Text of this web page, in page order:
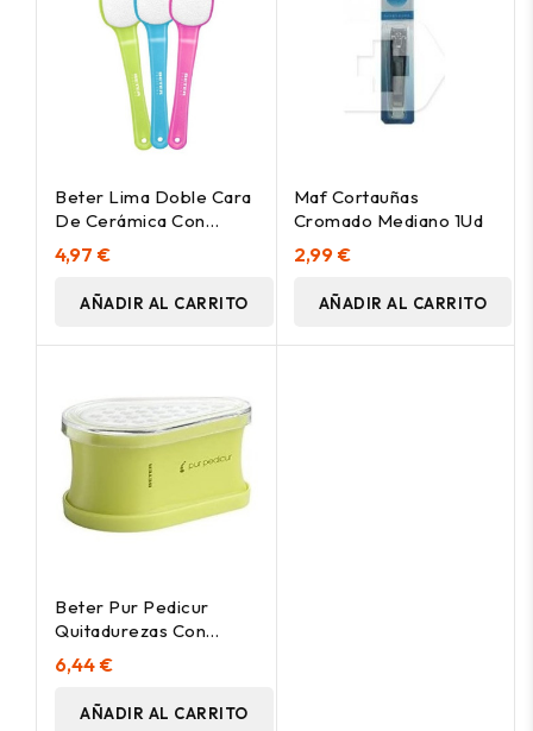
Beter Lima Doble Cara
De Cerámica Con
Mango 1Ud
4,97 €
AÑADIR AL CARRITO
Maf Cortauñas
Cromado Mediano 1Ud
2,99 €
AÑADIR AL CARRITO
Beter Pur Pedicur
Quitadurezas Con
Depósito
6,44 €
AÑADIR AL CARRITO